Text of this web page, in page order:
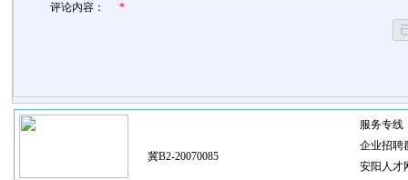
评论内容： *